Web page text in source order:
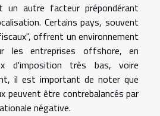
un autre facteur prépondérant
Certains pays, souvent
offrent un environnement
les entreprises offshore, en
d'imposition très bas, voire
il est important de noter que
peuvent être contrebalancés par
négative.